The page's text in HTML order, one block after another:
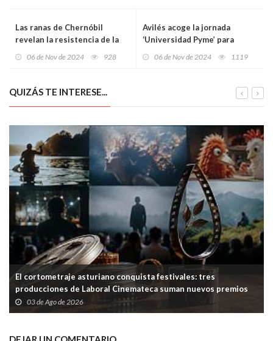
Las ranas de Chernóbil
revelan la resistencia de la
radiación no afecta su
06 de Nov de 2024 928
Avilés acoge la jornada
‘Universidad Pyme’ para
06 de Nov de 2024 1119
QUIZÁS TE INTERESE...
El cortometraje asturiano conquista festivales: tres
producciones de Laboral Cinemateca suman nuevos premios
03 de Ago de 2026